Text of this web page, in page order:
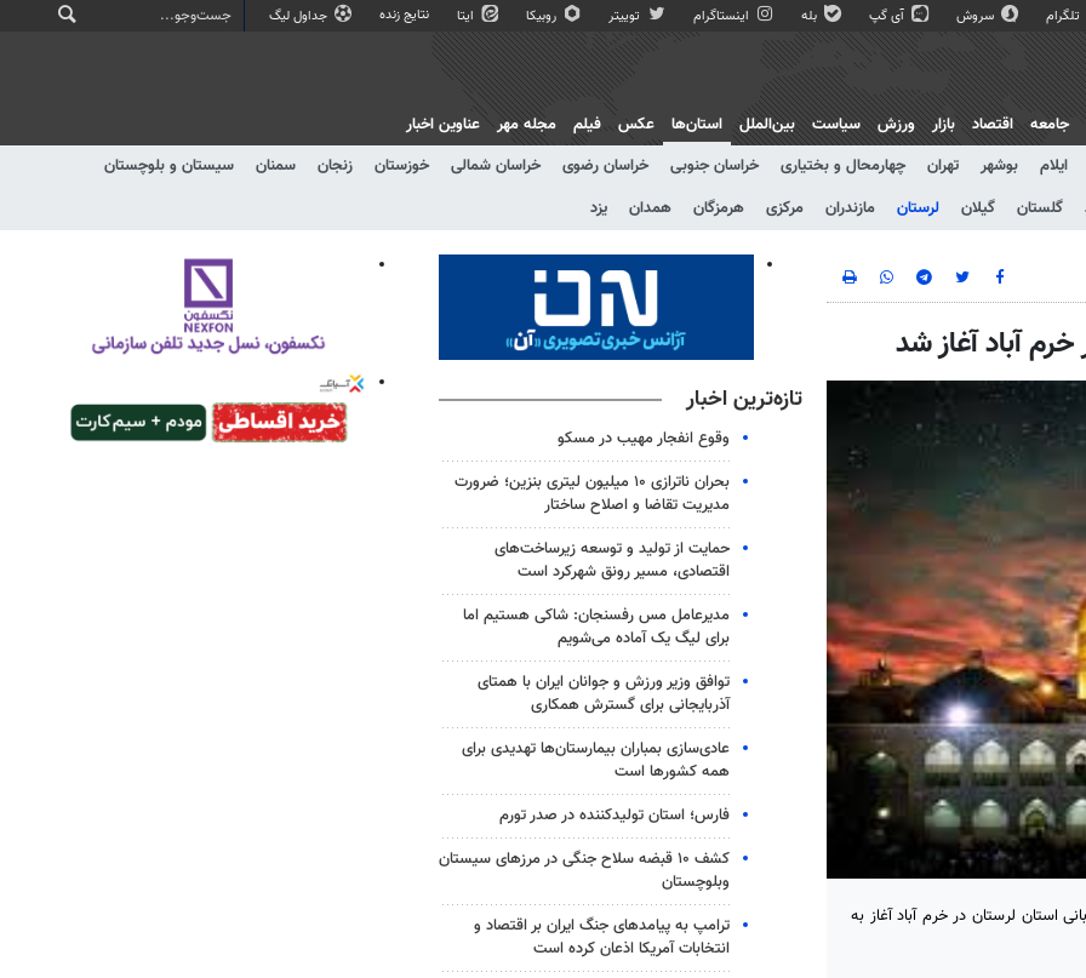
تلگرام سروش آی گپ بله اینستاگرام توییتر روبیکا ایتا نتایج زنده جداول لیگ
جامعه اقتصاد بازار ورزش سیاست بین‌الملل
استان‌ها
ایلام بوشهر تهران چهارمحال و بختیاری خراسان جنوبی خراسان رضوی خراسان شمالی خوزستان زنجان سمنان
سیستان و بلوچستان
گلستان گیلان لرستان مازندران مرکزی هرمزگان همدان یزد
عکس فیلم مجله مهر عناوین اخبار
آباد آغاز شد
استان لرستان در خرم آباد آغاز به
تازه‌ترین اخبار
وقوع انفجار مهیب در مسکو
بحران ناترازی ۱۰ میلیون لیتری بنزین؛ ضرورت
مدیریت تقاضا و اصلاح ساختار
حمایت از تولید و توسعه زیرساخت‌های
اقتصادی، مسیر رونق شهرکرد است
مدیرعامل مس رفسنجان: شاکی هستیم اما
برای لیگ یک آماده می‌شویم
توافق وزیر ورزش و جوانان ایران با همتای
آذربایجانی برای گسترش همکاری
عادی‌سازی بمباران بیمارستان‌ها تهدیدی برای
همه کشورها است
فارس؛ استان تولیدکننده در صدر تورم
کشف ۱۰ قبضه سلاح جنگی در مرزهای سیستان
وبلوچستان
ترامپ به پیامدهای جنگ ایران بر اقتصاد و
انتخابات آمریکا اذعان کرده است